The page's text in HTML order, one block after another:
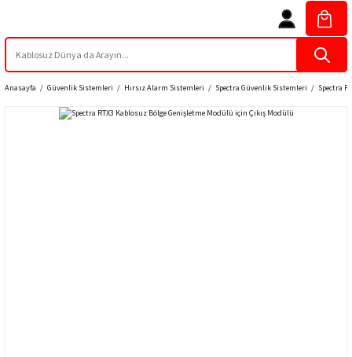
Anasayfa Güvenlik Sistemleri Hırsız Alarm Sistemleri Spectra Güvenlik Sistemleri Spectra